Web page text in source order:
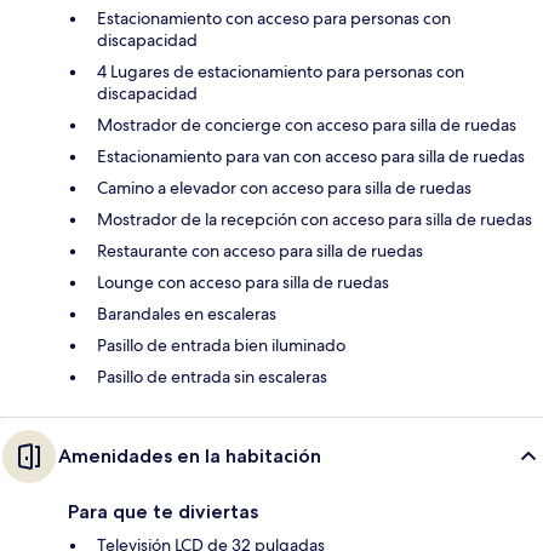
Estacionamiento con acceso para personas con
discapacidad
4 Lugares de estacionamiento para personas con
discapacidad
Mostrador de concierge con acceso para silla de ruedas
Estacionamiento para van con acceso para silla de ruedas
Camino a elevador con acceso para silla de ruedas
Mostrador de la recepción con acceso para silla de ruedas
Restaurante con acceso para silla de ruedas
Lounge con acceso para silla de ruedas
Barandales en escaleras
Pasillo de entrada bien iluminado
Pasillo de entrada sin escaleras
Amenidades en la habitación
Para que te diviertas
Televisión LCD de 32 pulgadas